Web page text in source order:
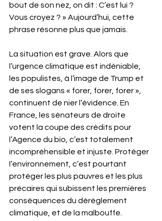
bout de son nez, on dit : C’est lui ?
Vous croyez ? » Aujourd’hui, cette
phrase résonne plus que jamais.
La situation est grave. Alors que
l’urgence climatique est indéniable,
les populistes, à l’image de Trump et
de ses slogans « forer, forer, forer »,
continuent de nier l’évidence. En
France, les sénateurs de droite
votent la coupe des crédits pour
l’Agence du bio, c’est totalement
incompréhensible et injuste. Protéger
l’environnement, c’est pourtant
protéger les plus pauvres et les plus
précaires qui subissent les premières
conséquences du dérèglement
climatique, et de la malbouffe.